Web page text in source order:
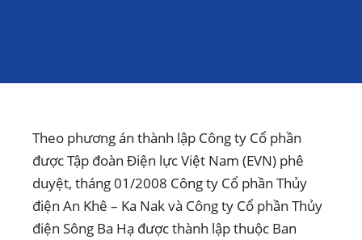
Theo phương án thành lập Công ty Cổ phần
được Tập đoàn Điện lực Việt Nam (EVN) phê
duyệt, tháng 01/2008 Công ty Cổ phần Thủy
điện An Khê – Ka Nak và Công ty Cổ phần Thủy
điện Sông Ba Hạ được thành lập thuộc Ban